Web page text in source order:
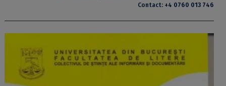
Contact: +4 0760 013 746